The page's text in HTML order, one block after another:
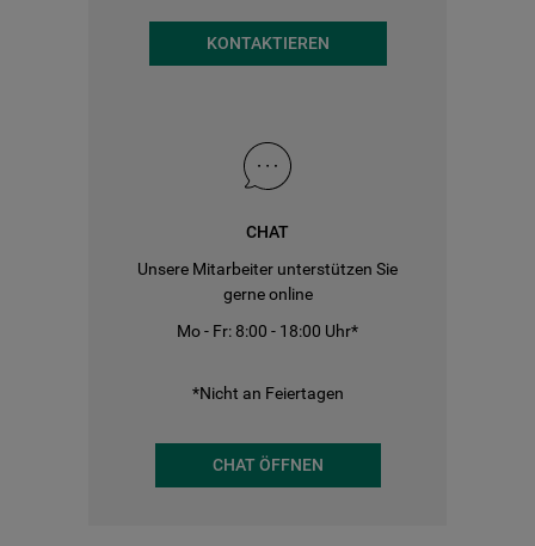
KONTAKTIEREN
CHAT
Unsere Mitarbeiter unterstützen Sie
gerne online
Mo - Fr: 8:00 - 18:00 Uhr*
*Nicht an Feiertagen
CHAT ÖFFNEN